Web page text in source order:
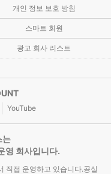
개인 정보 보호 방침
스마트 회원
광고 회사 리스트
YouTube
는
영 회사입니다.
직접 운영하고 있습니다.공실